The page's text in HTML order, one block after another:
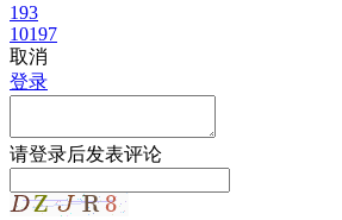
193
10197
取消
登录
请登录后发表评论